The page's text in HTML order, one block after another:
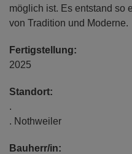
möglich ist. Es entstand so
von Tradition und Moderne.
Fertigstellung:
2025
Standort:
.
. Nothweiler
Bauherr/in: